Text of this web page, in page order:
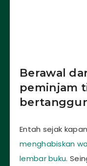
Berawal
peminjam
Entah sejak
menghabiskan
lembar buku.